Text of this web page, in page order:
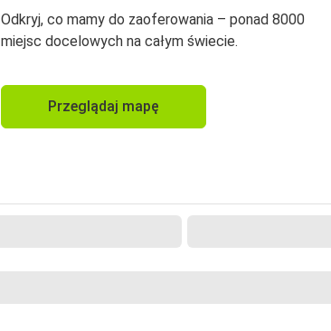
Odkryj, co mamy do zaoferowania – ponad 8000
miejsc docelowych na całym świecie.
Przeglądaj mapę